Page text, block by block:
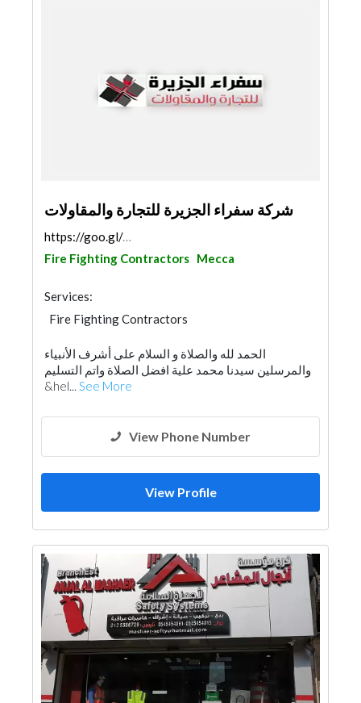
شركة سفراء الجزيرة للتجارة والمقاولات
https://goo.gl/maps/FgoeSdDtvAJCjoKQ8
Fire Fighting Contractors Mecca
Services:
Fire Fighting Contractors
الحمد لله والصلاة و السلام على أشرف الأنبياء
والمرسلين سيدنا محمد علية افضل الصلاة واتم التسليم
&hel... See More
View Phone Number
View Profile